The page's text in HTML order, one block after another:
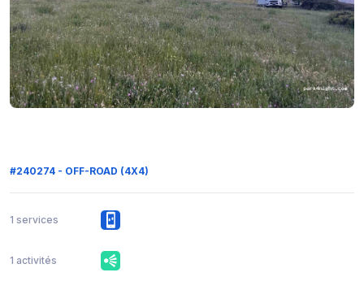
#240274 - OFF-ROAD (4X4)
1 services
1 activités